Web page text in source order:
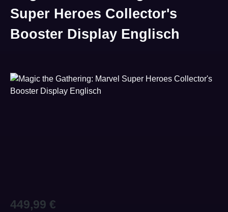
Super Heroes Collector's
Booster Display Englisch
Bildergalerie überspringen
Regulärer Preis:
449,99 €